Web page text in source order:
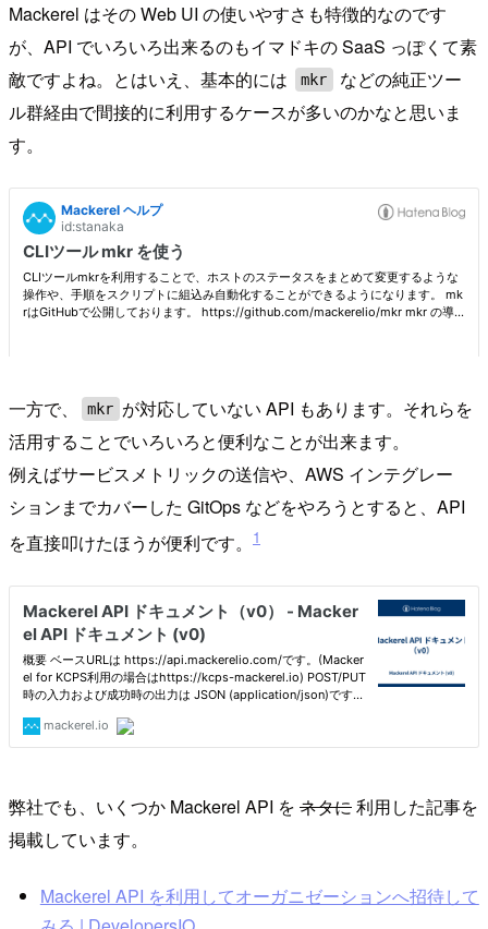
Mackerel はその Web UI の使いやすさも特徴的なのです
が、API でいろいろ出来るのもイマドキの SaaS っぽくて素
敵ですよね。とはいえ、基本的には
mkr
などの純正ツー
ル群経由で間接的に利用するケースが多いのかなと思いま
す。
一方で、 mkr が対応していない API もあります。それらを
活用することでいろいろと便利なことが出来ます。
例えばサービスメトリックの送信や、AWS インテグレー
ションまでカバーした GitOps などをやろうとすると、API
を直接叩けたほうが便利です。
1
弊社でも、いくつか Mackerel API を ネタに利用した記事を
掲載しています。
Mackerel API を利用してオーガニゼーションへ招待して